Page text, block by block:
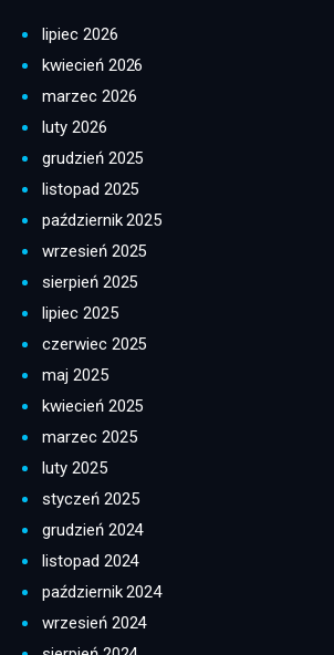
lipiec 2026
kwiecień 2026
marzec 2026
luty 2026
grudzień 2025
listopad 2025
październik 2025
wrzesień 2025
sierpień 2025
lipiec 2025
czerwiec 2025
maj 2025
kwiecień 2025
marzec 2025
luty 2025
styczeń 2025
grudzień 2024
listopad 2024
październik 2024
wrzesień 2024